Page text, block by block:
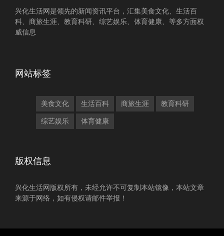
兴化生活网是领先的新闻资讯平台，汇集美食文化、生活百
科、商旅生涯、教育科研、综艺娱乐、体育健康、等多方面权
威信息
网站标签
美食文化 生活百科 商旅生涯 教育科研
综艺娱乐 体育健康
版权信息
兴化生活网版权所有，未经允许不可复制本站镜像，本站文章
来源于网络，如有侵权请邮件举报！